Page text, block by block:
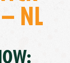
NL